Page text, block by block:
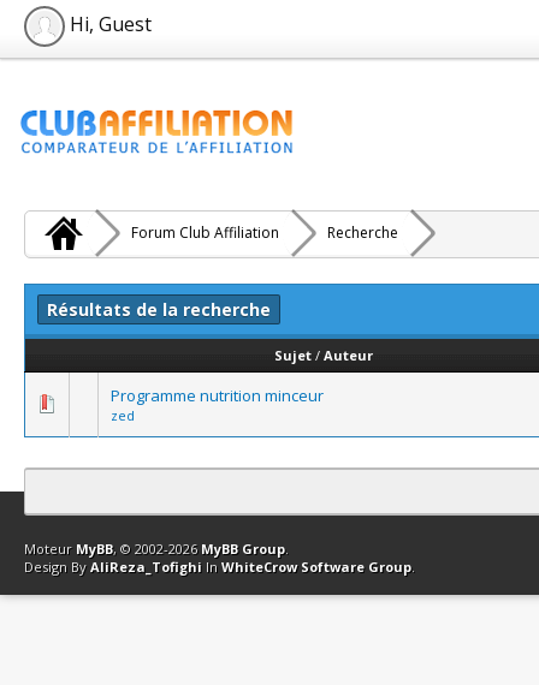
Hi, Guest
Forum Club Affiliation Recherche
Résultats de la recherche
Sujet / Auteur
Programme nutrition minceur
zed
Contact Club Affiliation Retourner en haut Version bas-débit
Moteur MyBB, © 2002-2026 MyBB Group.
Design By AliReza_Tofighi In WhiteCrow Software Group.